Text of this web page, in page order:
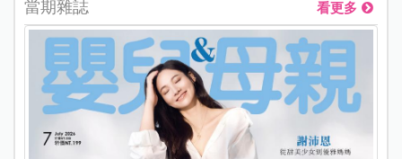
當期雜誌 看更多